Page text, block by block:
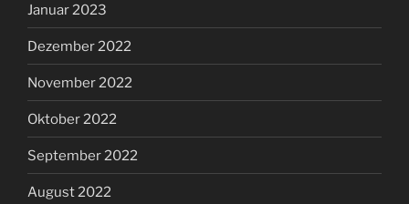
Januar 2023
Dezember 2022
November 2022
Oktober 2022
September 2022
August 2022